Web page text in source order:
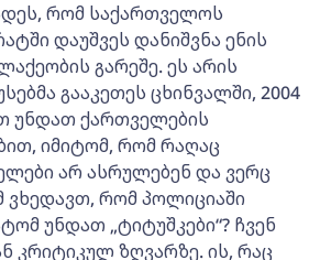
რომ საქართველოს
დაუშვეს დანიშვნა ენის
გარეშე. ეს არის
გააკეთეს ცხინვალში, 2004
უნდათ ქართველების
იმიტომ, რომ რაღაც
არ ასრულებენ და ვერც
ვხედავთ, რომ პოლიციაში
უნდათ „ტიტუშკები“? ჩვენ
კრიტიკულ ზღვარზე. ის, რაც